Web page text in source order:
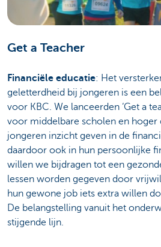
Get a Teacher
Financiële educatie: Het
geletterdheid bij jongeren is een
voor KBC. We lanceerden ‘Get a
voor middelbare scholen en
jongeren inzicht geven in de
daardoor ook in hun persoonlijke
willen we bijdragen tot een
lessen worden gegeven door
hun gewone job iets extra willen
De belangstelling vanuit het
stijgende lijn.